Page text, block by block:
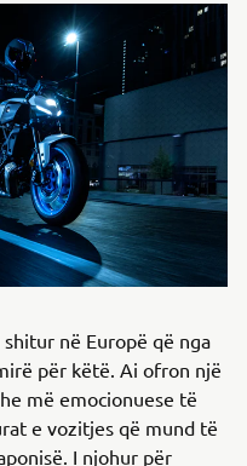
në Europë që nga
për këtë. Ai ofron një
më emocionuese të
e vozitjes që mund të
I njohur për